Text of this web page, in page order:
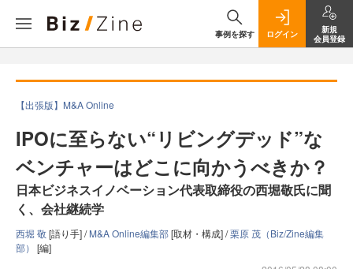
事例を探す ログイン
新規
会員登録
【出張版】M&A Online
IPOに至らない“リビングデッド”な
ベンチャーはどこに向かうべきか？
日本ビジネスイノベーション代表取締役の西堀敬氏に聞
く、会社継続学
西堀 敬[語り手] /M&A Online編集部[取材・構成] /栗原 茂（Biz/Zine編集
部） [編]